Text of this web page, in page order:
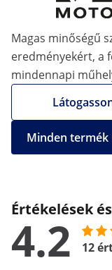
Magas minőségű
eredményekért, a
mindennapi
Minden termék
Értékelések
4.2 12